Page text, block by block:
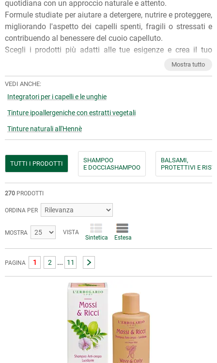
quotidiana con un approccio naturale e attento.
Formule studiate per aiutare a detergere, nutrire e proteggere,
migliorando l'aspetto dei capelli spenti, fragili o stressati e
contribuendo al benessere del cuoio capelluto.
Scegli i prodotti più adatti alle tue esigenze e crea il tuo
trattamento personale completo per capelli più forti, sani,
erboristica.
Per qualunque consiglio sull'utilizzo dei nostri prodotti, puoi
chiedere ai nostri erboristi una
consulenza gratuita
impegno. Per ulteriori informazioni, inoltre, puoi consultare
gliArticoli di approfondimento
Mostra tutto
VEDI ANCHE:
Integratori per i capelli e le unghie
Tinture ipoallergeniche con estratti vegetali
Tinture naturali all'Hennè
TUTTI I PRODOTTI
SHAMPOO
E DOCCIASHAMPOO
BALSAMI,
PROTETTIVI E
270 PRODOTTI
ORDINA PER
MOSTRA VISTA
Sintetica Estesa
PAGINA 1 2 ... 11